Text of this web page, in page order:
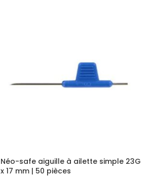
Néo-safe aiguille à ailette simple 23G
x 17 mm | 50 pièces